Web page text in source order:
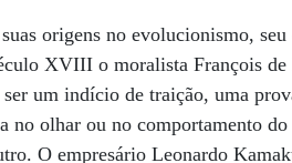
origens no evolucionismo,
XVIII o moralista François
um indício de traição, uma
no olhar ou no comportamento
O empresário Leonardo